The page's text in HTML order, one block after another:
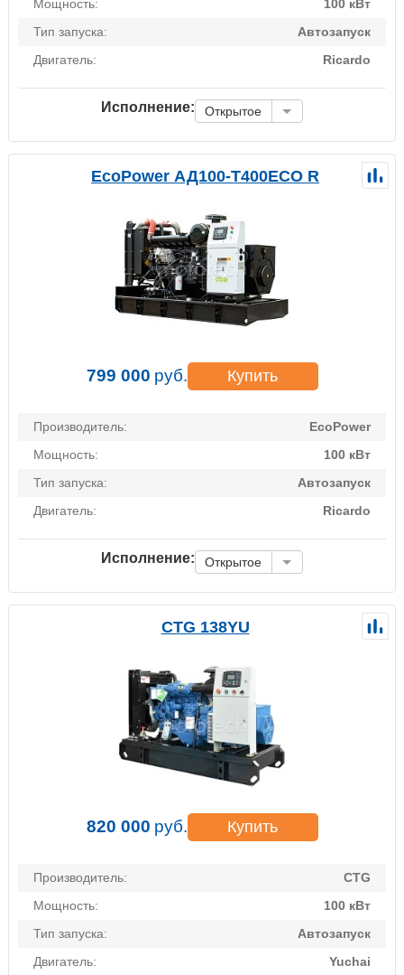
Мощность:
100 кВт
Тип запуска:
Автозапуск
Двигатель:
Ricardo
Исполнение: Открытое
EcoPower АД100-T400ECO R
799 000 руб. Купить
Производитель:
EcoPower
Мощность:
100 кВт
Тип запуска:
Автозапуск
Двигатель:
Ricardo
Исполнение: Открытое
CTG 138YU
820 000 руб. Купить
Производитель:
CTG
Мощность:
100 кВт
Тип запуска:
Автозапуск
Двигатель:
Yuchai